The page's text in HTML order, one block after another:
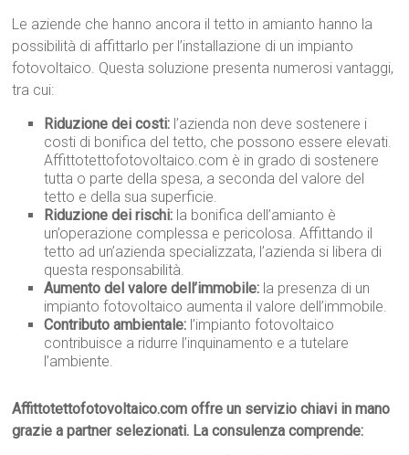
Le aziende che hanno ancora il tetto in amianto hanno la
possibilità di affittarlo per l’installazione di un impianto
fotovoltaico. Questa soluzione presenta numerosi vantaggi,
tra cui:
Riduzione dei costi: l’azienda non deve sostenere i
costi di bonifica del tetto, che possono essere elevati.
Affittotettofotovoltaico.com è in grado di sostenere
tutta o parte della spesa, a seconda del valore del
tetto e della sua superficie.
Riduzione dei rischi: la bonifica dell’amianto è
un’operazione complessa e pericolosa. Affittando il
tetto ad un’azienda specializzata, l’azienda si libera di
questa responsabilità.
Aumento del valore dell’immobile: la presenza di un
impianto fotovoltaico aumenta il valore dell’immobile.
Contributo ambientale: l’impianto fotovoltaico
contribuisce a ridurre l’inquinamento e a tutelare
l’ambiente.
Affittotettofotovoltaico.com offre un servizio chiavi in mano
grazie a partner selezionati. La consulenza comprende: